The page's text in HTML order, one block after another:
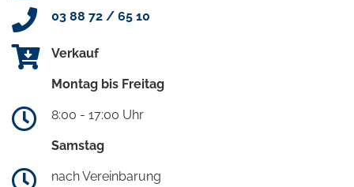
03 88 72 / 65 10
Verkauf
Montag bis Freitag
8:00 - 17:00 Uhr
Samstag
nach Vereinbarung